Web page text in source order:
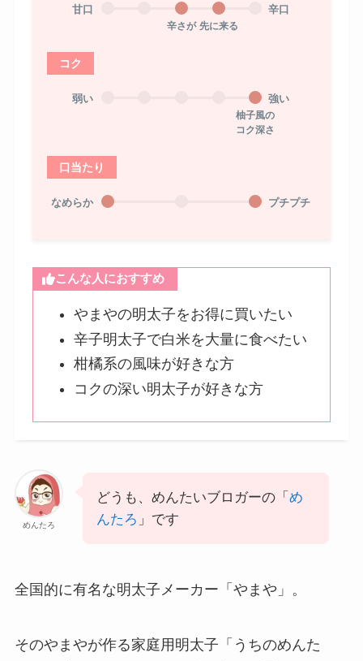
甘口
辛さが 先に来る
辛口
コク
弱い
柚子風の
コク深さ
強い
口当たり
なめらか プチプチ
こんな人におすすめ
やまやの明太子をお得に買いたい
辛子明太子で白米を大量に食べたい
柑橘系の風味が好きな方
コクの深い明太子が好きな方
めんたろ
どうも、めんたいブロガーの「 め
んたろ 」です
全国的に有名な明太子メーカー「やまや」。
そのやまやが作る家庭用明太子「うちのめんた